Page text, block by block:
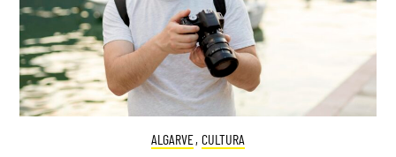
ALGARVE, CULTURA